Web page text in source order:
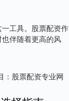
工具。股票配资作
伴随着更高的风
： 股票配资专业网